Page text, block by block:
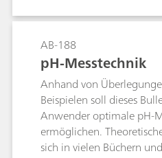
Fluoridgehalt. Dieses
oben genannten
einzigen Arbeitsgang
Permanganatindex (PMI)
Sauerstoffbedarf (CSB)
Parameter für die
beschreibt daher
Bestimmung des PMI
CSB nach DIN 38409-44.
AB-188
pH-Messtechnik
Anhand von
Beispielen soll dieses
Anwender optimale pH-
ermöglichen.
sich in vielen Büchern